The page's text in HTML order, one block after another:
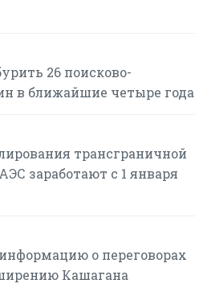
26 поисково-
в ближайшие четыре года
трансграничной
заработают с 1 января
о переговорах
Кашагана